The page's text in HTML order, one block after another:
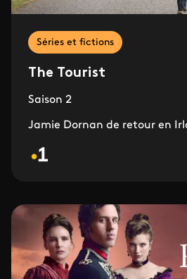
Séries et fictions
The Tourist
Saison 2
Jamie Dornan de retour en